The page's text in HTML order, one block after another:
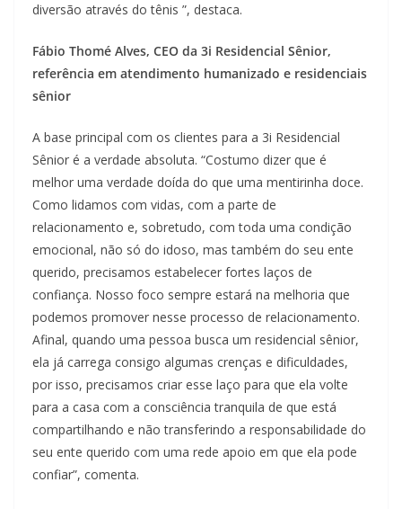
diversão através do tênis ”, destaca.
Fábio Thomé Alves, CEO da 3i Residencial Sênior,
referência em atendimento humanizado e residenciais
sênior
A base principal com os clientes para a 3i Residencial
Sênior é a verdade absoluta. “Costumo dizer que é
melhor uma verdade doída do que uma mentirinha doce.
Como lidamos com vidas, com a parte de
relacionamento e, sobretudo, com toda uma condição
emocional, não só do idoso, mas também do seu ente
querido, precisamos estabelecer fortes laços de
confiança. Nosso foco sempre estará na melhoria que
podemos promover nesse processo de relacionamento.
Afinal, quando uma pessoa busca um residencial sênior,
ela já carrega consigo algumas crenças e dificuldades,
por isso, precisamos criar esse laço para que ela volte
para a casa com a consciência tranquila de que está
compartilhando e não transferindo a responsabilidade do
seu ente querido com uma rede apoio em que ela pode
confiar”, comenta.